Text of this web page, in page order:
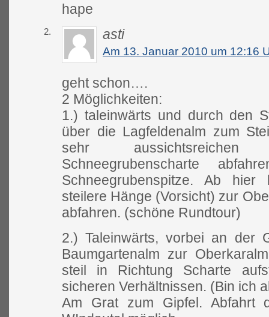
hape
2. asti
Am 13. Januar 2010 um 12:16
geht schon….
2 Möglichkeiten:
1.) taleinwärts und durch den
über die Lagfeldenalm zum
sehr
Schneegrubenscharte
Schneegrubenspitze. Ab
steilere Hänge (Vorsicht) zur
abfahren. (schöne Rundtour)
2.) Taleinwärts, vorbei an der
Baumgartenalm zur
steil in Richtung Scharte
sicheren Verhältnissen. (Bin ich
Am Grat zum Gipfel. Abfahrt